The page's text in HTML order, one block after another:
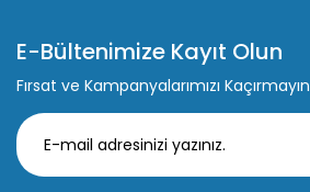
E-Bültenimize Kayıt Olun
Fırsat ve Kampanyalarımızı Kaçırmayın